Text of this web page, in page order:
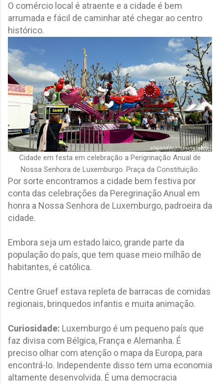
O comércio local é atraente e a cidade é bem
arrumada e fácil de caminhar até chegar ao centro
histórico.
Cidade em festa em celebração a Perigrinação Anual de
Nossa Senhora de Luxemburgo. Praça da Constituição.
Por sorte encontramos a cidade bem festiva por
conta das celebrações da Peregrinação Anual em
honra a Nossa Senhora de Luxemburgo, padroeira da
cidade.
Embora seja um estado laico, grande parte da
população do país, que tem quase meio milhão de
habitantes, é católica.
Centre Gruef estava repleta de barracas de comidas
regionais, brinquedos infantis e muita animação.
Curiosidade: Luxemburgo é um pequeno país que
faz divisa com Bélgica, França e Alemanha. É
preciso olhar com atenção o mapa da Europa, para
encontrá-lo. Independente disso tem uma economia
altamente desenvolvida. É uma democracia